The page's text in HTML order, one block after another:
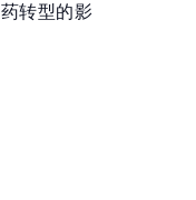
转型的影